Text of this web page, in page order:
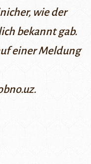
wie der
bekannt gab.
einer Meldung
.